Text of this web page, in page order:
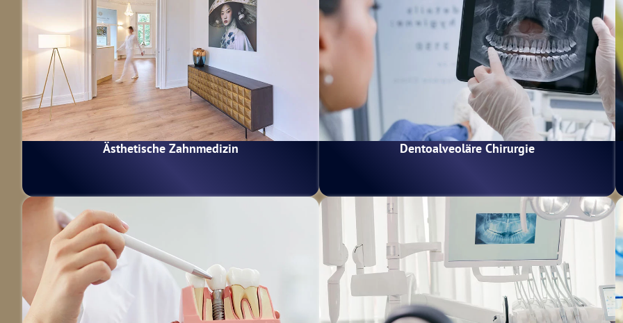
Ästhetische Zahnmedizin Dentoalveoläre Chirurgie